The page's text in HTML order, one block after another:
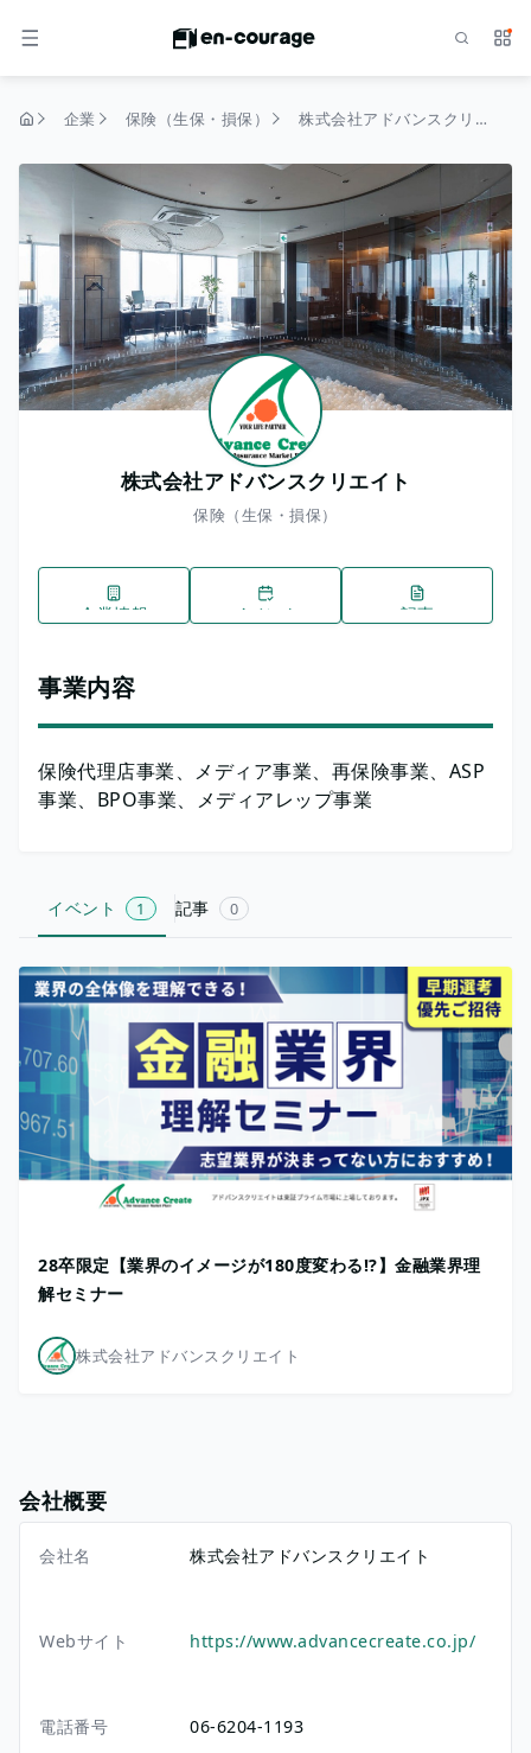
メニュー サ
企業 保険（生保・損保） 株式会社アドバンスクリエイト
株式会社アドバンスクリエイト
保険（生保・損保）
企業情報 イベント 記事
事業内容
保険代理店事業、メディア事業、再保険事業、ASP
事業、BPO事業、メディアレップ事業
イベント 1 記事 0
28卒限定【業界のイメージが180度変わる!?】金融業界理
解セミナー
株式会社アドバンスクリエイト
会社概要
会社名 株式会社アドバンスクリエイト
Webサイト https://www.advancecreate.co.jp/
電話番号 06-6204-1193